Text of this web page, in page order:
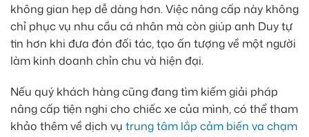
không gian hẹp dễ dàng hơn. Việc nâng cấp này không
chỉ phục vụ nhu cầu cá nhân mà còn giúp anh Duy tự
tin hơn khi đưa đón đối tác, tạo ấn tượng về một người
làm kinh doanh chỉn chu và hiện đại.
Nếu quý khách hàng cũng đang tìm kiếm giải pháp
nâng cấp tiện nghi cho chiếc xe của mình, có thể tham
khảo thêm về dịch vụ trung tâm lắp cảm biến va chạm